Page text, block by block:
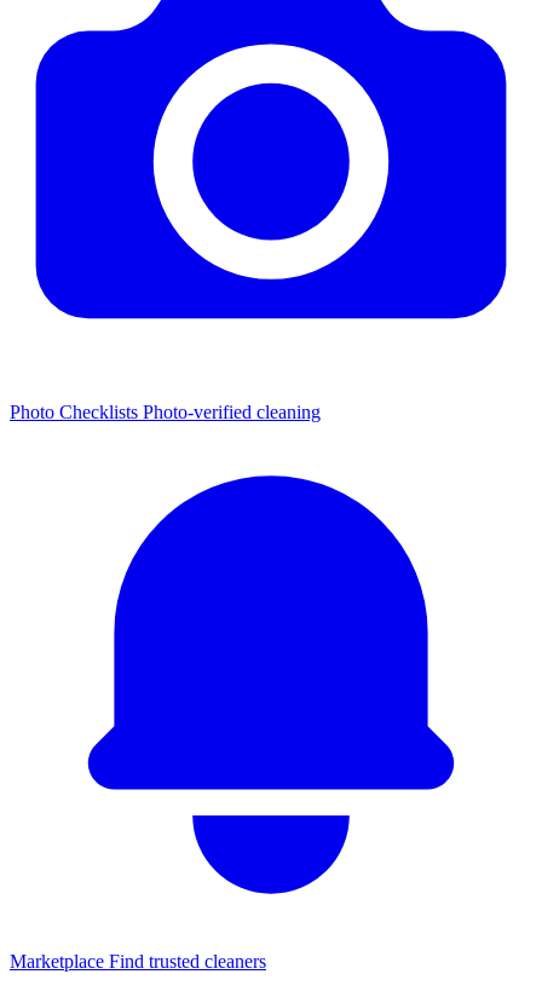
Photo Checklists Photo-verified cleaning
Marketplace Find trusted cleaners